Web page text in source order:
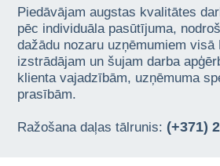
Piedāvājam augstas kvalitātes
pēc individuāla pasūtījuma,
dažādu nozaru uzņēmumiem visā
izstrādājam un šujam darba
klienta vajadzībām, uzņēmuma
prasībām.
Ražošana daļas tālrunis: (+371)